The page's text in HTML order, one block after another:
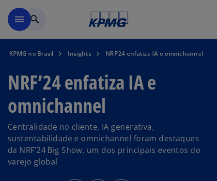
menu search
KPMG no Brasil Insights NRF’24 enfatiza IA e omnichannel
NRF’24 enfatiza IA e
omnichannel
Centralidade no cliente, IA generativa,
sustentabilidade e omnichannel foram destaques
da NRF’24 Big Show, um dos principais eventos do
varejo global